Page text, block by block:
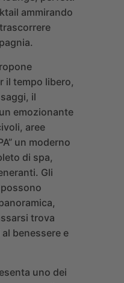
ammirando
il tempo libero,
il
un emozionante
aree
” un moderno
di spa,
Gli
trova
benessere e
uno dei